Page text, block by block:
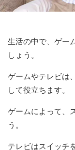
生活の中で、ゲー
しょう。
ゲームやテレビは
して役立ちます。
ゲームによって、
う。
テレビはスイッチ